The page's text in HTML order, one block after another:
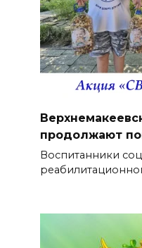
продолжают
Воспитанники